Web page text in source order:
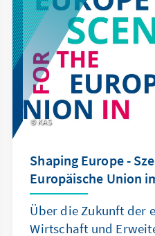
KAS
Shaping Europe -
Europäische Union
Über die Zukunft der
Wirtschaft und